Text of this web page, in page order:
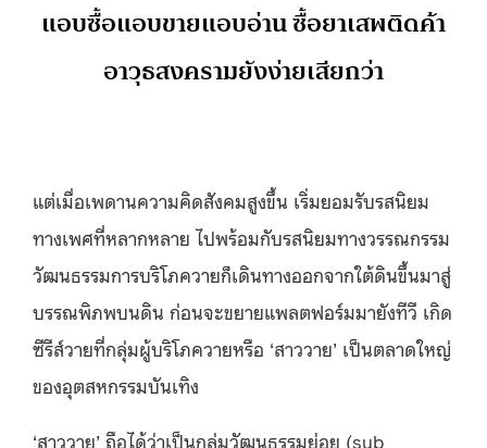
แอบซื้อแอบขายแอบอ่าน ซื้อยาเสพติดค้า
อาวุธสงครามยังง่ายเสียกว่า
แต่เมื่อเพดานความคิดสังคมสูงขึ้น เริ่มยอมรับรสนิยม
ทางเพศที่หลากหลาย ไปพร้อมกับรสนิยมทางวรรณกรรม
วัฒนธรรมการบริโภควายก็เดินทางออกจากใต้ดินขึ้นมาสู่
บรรณพิภพบนดิน ก่อนจะขยายแพลตฟอร์มมายังทีวี เกิด
ซีรีส์วายที่กลุ่มผู้บริโภควายหรือ ‘สาววาย’ เป็นตลาดใหญ่
ของอุตสหกรรมบันเทิง
‘สาววาย’ ถือได้ว่าเป็นกลุ่มวัฒนธรรมย่อย (sub